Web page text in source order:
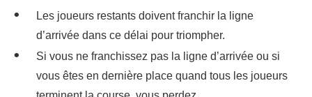
Les joueurs restants doivent franchir la ligne
d’arrivée dans ce délai pour triompher.
Si vous ne franchissez pas la ligne d’arrivée ou si
vous êtes en dernière place quand tous les joueurs